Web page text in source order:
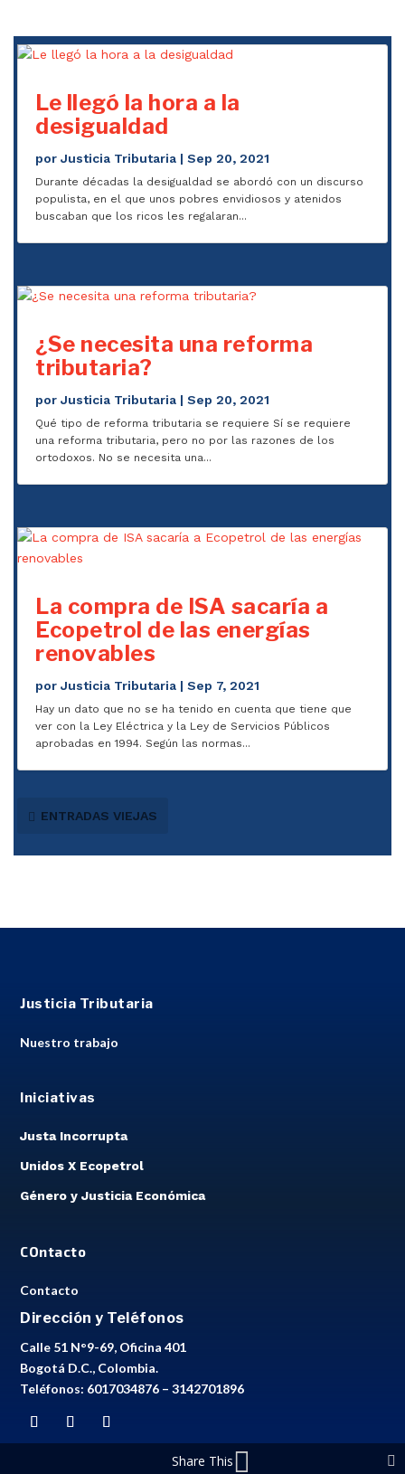
Le llegó la hora a la
desigualdad
porJusticia Tributaria |Sep 20, 2021
Durante décadas la desigualdad se abordó con un discurso
populista, en el que unos pobres envidiosos y atenidos
buscaban que los ricos les regalaran...
¿Se necesita una reforma
tributaria?
porJusticia Tributaria |Sep 20, 2021
Qué tipo de reforma tributaria se requiere Sí se requiere
una reforma tributaria, pero no por las razones de los
ortodoxos. No se necesita una...
La compra de ISA sacaría a
Ecopetrol de las energías
renovables
porJusticia Tributaria |Sep 7, 2021
Hay un dato que no se ha tenido en cuenta que tiene que
ver con la Ley Eléctrica y la Ley de Servicios Públicos
aprobadas en 1994. Según las normas...
ENTRADAS VIEJAS
Justicia Tributaria
Nuestro trabajo
Iniciativas
Justa Incorrupta
Unidos X Ecopetrol
Género y Justicia Económica
COntacto
Contacto
Dirección y Teléfonos
Calle 51 N°9-69, Oficina 401
Bogotá D.C., Colombia.
Teléfonos: 6017034876 – 3142701896
Share This